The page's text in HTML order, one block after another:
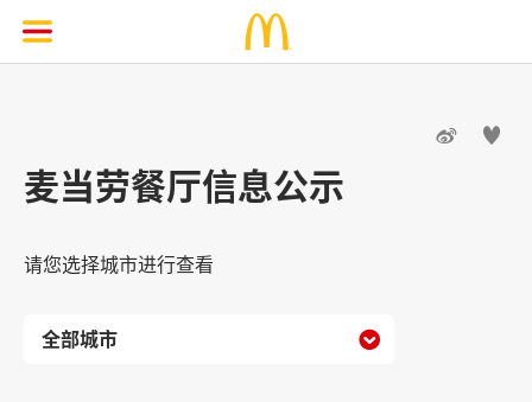
 
麦当劳餐厅信息公示
请您选择城市进行查看
